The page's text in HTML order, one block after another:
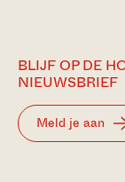
BLIJF OP DE
NIEUWSBRIEF
Meld je aan